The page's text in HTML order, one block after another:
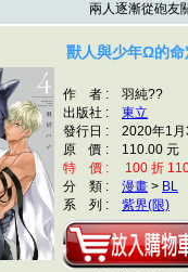
兩人逐漸從砲友
獸人與少年Ω的
作 者 : 羽純??
出版社 : 東立
發行日 : 2020年1月
原 價 : 110.00 元
特 價 : 100 折
分 類 : 漫畫 > BL
系 列 : 紫界(限)